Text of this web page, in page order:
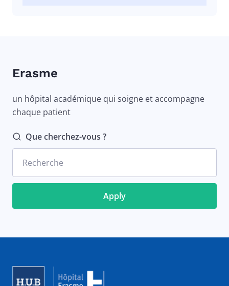
Erasme
un hôpital académique qui soigne et accompagne
chaque patient
Que cherchez-vous ?
Recherche